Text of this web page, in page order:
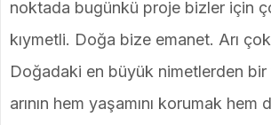
noktada bugünkü proje bizler için
kıymetli. Doğa bize emanet. Arı
Doğadaki en büyük nimetlerden
arının hem yaşamını korumak hem